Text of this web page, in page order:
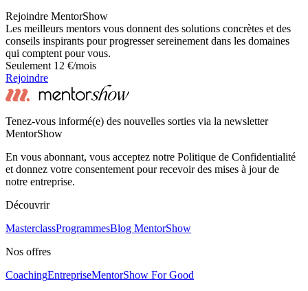
Rejoindre MentorShow
Les meilleurs mentors vous donnent des solutions concrètes et des
conseils inspirants pour progresser sereinement dans les domaines
qui comptent pour vous.
Seulement 12 €/mois
Rejoindre
Tenez-vous informé(e) des nouvelles sorties via la newsletter
MentorShow
En vous abonnant, vous acceptez notre Politique de Confidentialité
et donnez votre consentement pour recevoir des mises à jour de
notre entreprise.
Découvrir
MasterclassProgrammesBlog MentorShow
Nos offres
CoachingEntrepriseMentorShow For Good